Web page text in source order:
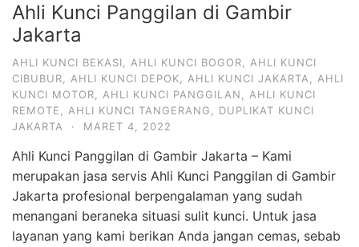
Ahli Kunci Panggilan di Gambir
Jakarta
AHLI KUNCI BEKASI AHLI KUNCI BOGOR
AHLI KUNCI
CIBUBUR
AHLI KUNCI DEPOK AHLI KUNCI JAKARTA
AHLI
KUNCI MOTOR
AHLI KUNCI PANGGILAN
AHLI KUNCI
REMOTE
AHLI KUNCI TANGERANG
DUPLIKAT KUNCI
JAKARTA
· MARET 4, 2022
Ahli Kunci Panggilan di Gambir Jakarta – Kami
merupakan jasa servis Ahli Kunci Panggilan di Gambir
Jakarta profesional berpengalaman yang sudah
menangani beraneka situasi sulit kunci. Untuk jasa
layanan yang kami berikan Anda jangan cemas, sebab